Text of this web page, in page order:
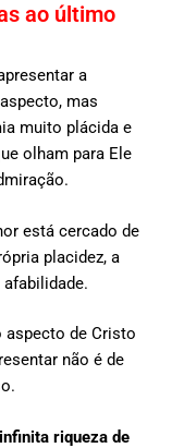
ao último
a
mas
muito plácida e
olham para Ele
cercado de
placidez, a
afabilidade.
aspecto de Cristo
não é de
riqueza de